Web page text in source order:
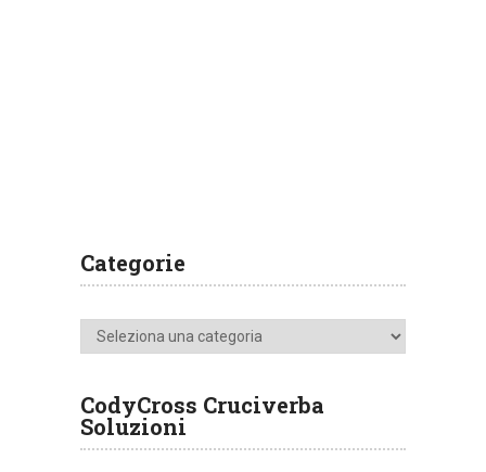
Categorie
Categorie
CodyCross Cruciverba
Soluzioni